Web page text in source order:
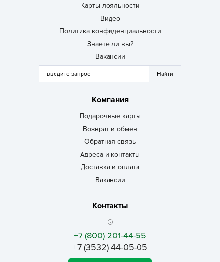
Карты лояльности
Видео
Политика конфиденциальности
Знаете ли вы?
Вакансии
Компания
Подарочные карты
Возврат и обмен
Обратная связь
Адреса и контакты
Доставка и оплата
Вакансии
Контакты
+7 (800) 201-44-55
+7 (3532) 44-05-05